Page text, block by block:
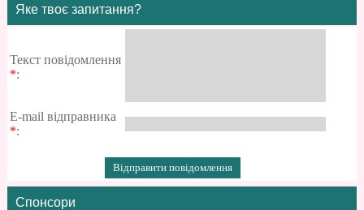
Яке твоє запитання?
Текст повідомлення
*:
E-mail відправника
*:
Спонсори